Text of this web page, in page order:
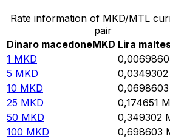
Rate information of MKD/MTL
pair
Dinaro macedoneMKD Lira
1 MKD
5 MKD 0,0349302
10 MKD 0,0698603
25 MKD 0,174651
50 MKD 0,349302
100 MKD 0,698603